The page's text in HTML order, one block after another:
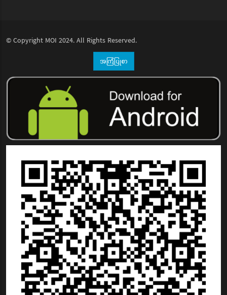
© Copyright MOI 2024. All Rights Reserved.
အကြံပြုစာ